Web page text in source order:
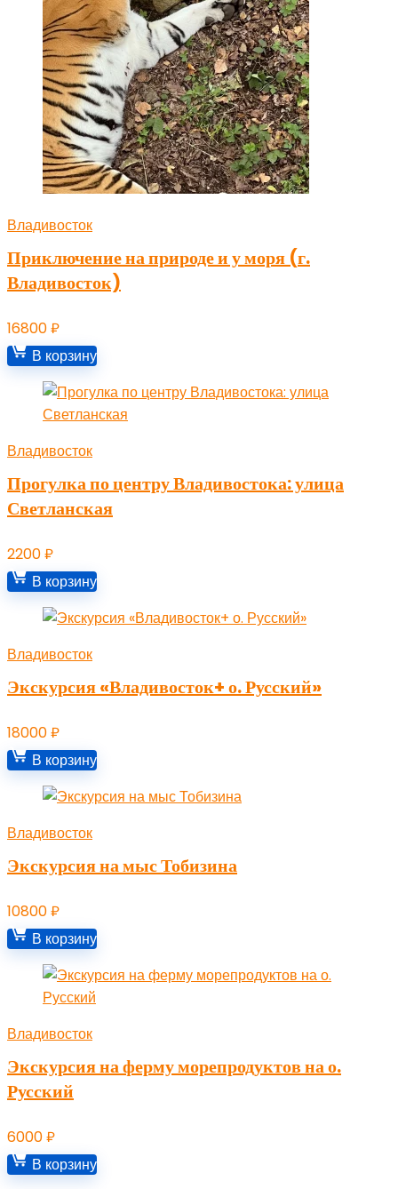
Владивосток
Приключение на природе и у моря (г.
Владивосток)
16800₽
В корзину
Владивосток
Прогулка по центру Владивостока: улица
Светланская
2200₽
В корзину
Владивосток
Экскурсия «Владивосток+ о. Русский»
18000₽
В корзину
Владивосток
Экскурсия на мыс Тобизина
10800₽
В корзину
Владивосток
Экскурсия на ферму морепродуктов на о.
Русский
6000₽
В корзину